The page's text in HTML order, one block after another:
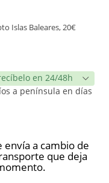
Islas Baleares, 20€
en 24/48h
a península en días
envía a cambio de
que deja